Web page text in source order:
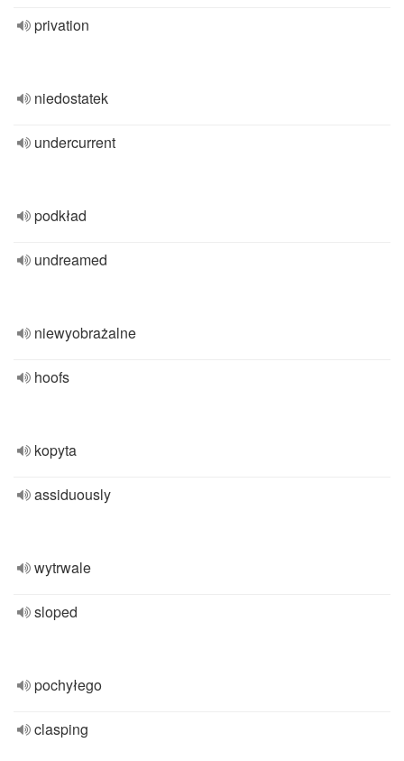
privation
niedostatek
undercurrent
podkład
undreamed
niewyobrażalne
hoofs
kopyta
assiduously
wytrwale
sloped
pochyłego
clasping